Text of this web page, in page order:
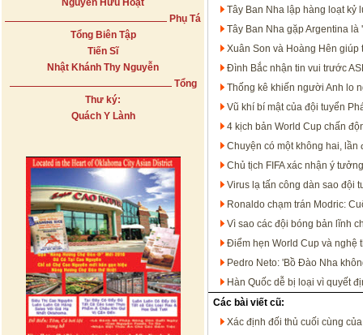
Nguyễn Hữu Hoạt
Phụ Tá
Tổng Biên Tập
Tiến Sĩ
Nhật Khánh Thy Nguyễn
Tổng
Thư ký:
Quách Y Lành
Tây Ban Nha lập hàng loạt kỷ
Tây Ban Nha gặp Argentina là
Xuân Son và Hoàng Hên giúp
Đình Bắc nhận tin vui trước
Thống kê khiến người Anh lo
Vũ khí bí mật của đội tuyển
4 kịch bản World Cup chấn
Chuyện có một không hai, lần
Chủ tịch FIFA xác nhận ý
Virus lạ tấn công dàn sao đội
Ronaldo chạm trán Modric:
Vì sao các đội bóng bản lĩnh
Điểm hẹn World Cup và nghệ
Pedro Neto: 'Bồ Đào Nha
Hàn Quốc dễ bị loại vì quyết
Các bài viết cũ:
Xác định đối thủ cuối cùng